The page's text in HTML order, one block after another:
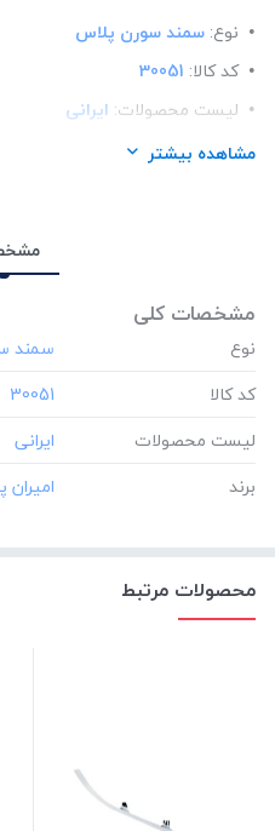
نوع: سمند سورن پلاس
کد کالا: 30051
لیست محصولات: ایرانی
برند:امیران پلیمر
مشاهده بیشتر
مشخصات کلی
نوع
کد کالا
‎30051
لیست محصولات
برند
محصولات مرتبط